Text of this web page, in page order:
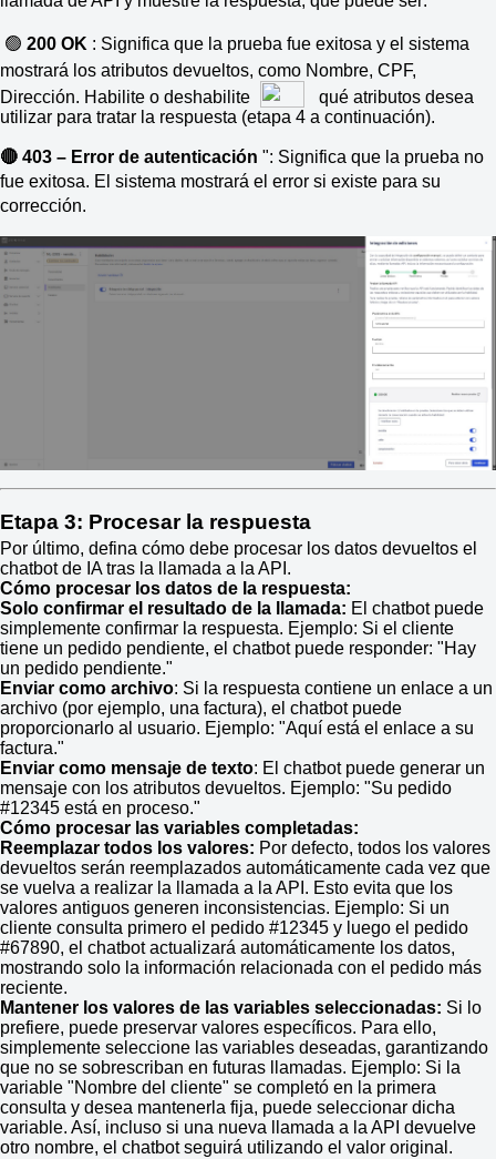
🟢 200 OK : Significa que la prueba fue exitosa y el sistema
mostrará los atributos devueltos, como Nombre, CPF,
Dirección. Habilite o deshabilite
qué atributos desea
utilizar para tratar la respuesta (etapa 4 a continuación).
🔴 403 – Error de autenticación ": Significa que la prueba no
fue exitosa. El sistema mostrará el error si existe para su
corrección.
Etapa 3: Procesar la respuesta
Por último, defina cómo debe procesar los datos devueltos el
chatbot de IA tras la llamada a la API.
Cómo procesar los datos de la respuesta:
Solo confirmar el resultado de la llamada: El chatbot puede
simplemente confirmar la respuesta. Ejemplo: Si el cliente
tiene un pedido pendiente, el chatbot puede responder: "Hay
un pedido pendiente."
Enviar como archivo: Si la respuesta contiene un enlace a un
archivo (por ejemplo, una factura), el chatbot puede
proporcionarlo al usuario. Ejemplo: "Aquí está el enlace a su
factura."
Enviar como mensaje de texto: El chatbot puede generar un
mensaje con los atributos devueltos. Ejemplo: "Su pedido
#12345 está en proceso."
Cómo procesar las variables completadas:
Reemplazar todos los valores: Por defecto, todos los valores
devueltos serán reemplazados automáticamente cada vez que
se vuelva a realizar la llamada a la API. Esto evita que los
valores antiguos generen inconsistencias. Ejemplo: Si un
cliente consulta primero el pedido #12345 y luego el pedido
#67890, el chatbot actualizará automáticamente los datos,
mostrando solo la información relacionada con el pedido más
reciente.
Mantener los valores de las variables seleccionadas: Si lo
prefiere, puede preservar valores específicos. Para ello,
simplemente seleccione las variables deseadas, garantizando
que no se sobrescriban en futuras llamadas. Ejemplo: Si la
variable "Nombre del cliente" se completó en la primera
consulta y desea mantenerla fija, puede seleccionar dicha
variable. Así, incluso si una nueva llamada a la API devuelve
otro nombre, el chatbot seguirá utilizando el valor original.